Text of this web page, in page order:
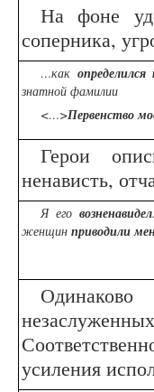
На фоне
соперника,
…как
знатной фамилии
<…>Первенство
Герои
ненависть,
Я его возненавидел
женщин приводили
усиления